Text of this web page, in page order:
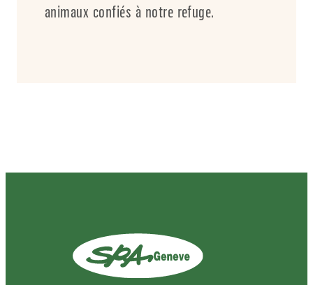
animaux confiés à notre refuge.